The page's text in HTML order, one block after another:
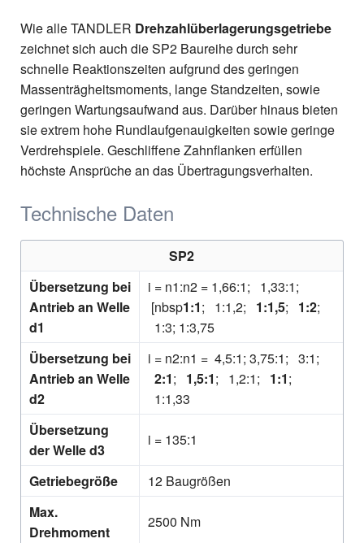
Wie alle TANDLER Drehzahlüberlagerungsgetriebe
zeichnet sich auch die SP2 Baureihe durch sehr
schnelle Reaktionszeiten aufgrund des geringen
Massenträgheitsmoments, lange Standzeiten, sowie
geringen Wartungsaufwand aus. Darüber hinaus bieten
sie extrem hohe Rundlaufgenauigkeiten sowie geringe
Verdrehspiele. Geschliffene Zahnflanken erfüllen
höchste Ansprüche an das Übertragungsverhalten.
Technische Daten
SP2
Übersetzung bei
Antrieb an Welle
d1
i = n1:n2 = 1,66:1; 1,33:1;
[nbsp1:1; 1:1,2; 1:1,5; 1:2;
1:3; 1:3,75
Übersetzung bei
Antrieb an Welle
d2
i = n2:n1 = 4,5:1; 3,75:1; 3:1;
2:1; 1,5:1; 1,2:1; 1:1;
1:1,33
Übersetzung
der Welle d3
i = 135:1
Getriebegröße
12 Baugrößen
Max.
Drehmoment
2500 Nm